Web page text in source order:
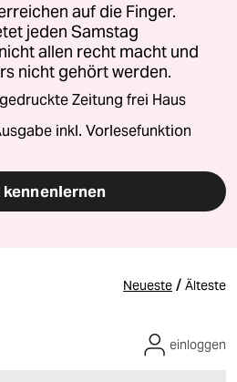
auf die Finger.
jeden Samstag
allen recht macht und
nicht gehört werden.
Zeitung frei Haus
inkl. Vorlesefunktion
Neueste / Älteste
einloggen